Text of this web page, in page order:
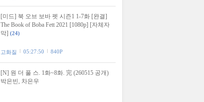
[미드] 북 오브 보바 펫 시즌1 1-7화 [완결]
The Book of Boba Fett 2021 [1080p] [자체자
막] (24)
고화질 05:27:50 840P
[N] 원 더 풀 스. 1화~8화. 完 (260515 공개)
박은빈, 차은우